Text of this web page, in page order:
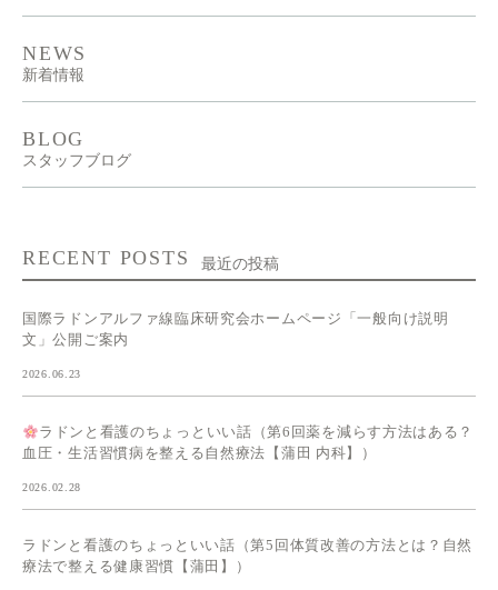
NEWS
新着情報
BLOG
スタッフブログ
RECENT POSTS 最近の投稿
国際ラドンアルファ線臨床研究会ホームページ「一般向け説明
文」公開ご案内
2026.06.23
ラドンと看護のちょっといい話（第6回薬を減らす方法はある？
血圧・生活習慣病を整える自然療法【蒲田 内科】）
2026.02.28
ラドンと看護のちょっといい話（第5回体質改善の方法とは？自然
療法で整える健康習慣【蒲田】）